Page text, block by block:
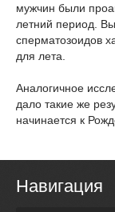
мужчин были
летний период.
сперматозоидов
для лета.
Аналогичное
дало такие же
начинается к
Навигация